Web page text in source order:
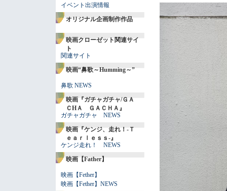
イベント出演情報
オリジナル企画制作作品
映画クローゼット関連サイ
ト
関連サイト
映画“鼻歌～Humming～”
鼻歌 NEWS
映画『ガチャガチャ/ＧＡ
ＣHＡ ＧＡＣＨＡ』
ガチャガチャ NEWS
映画『ケンジ、走れ！-Ｔ
ｅａｒｌｅｓｓ-』
ケンジ走れ！ NEWS
映画【Father】
映画【Fether】
映画【Fether】NEWS